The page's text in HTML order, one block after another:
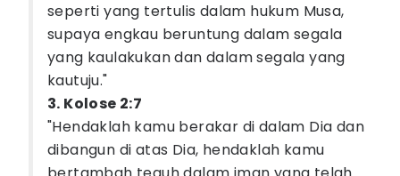
seperti yang tertulis dalam hukum Musa,
supaya engkau beruntung dalam segala
yang kaulakukan dan dalam segala yang
kautuju."
3. Kolose 2:7
"Hendaklah kamu berakar di dalam Dia dan
dibangun di atas Dia, hendaklah kamu